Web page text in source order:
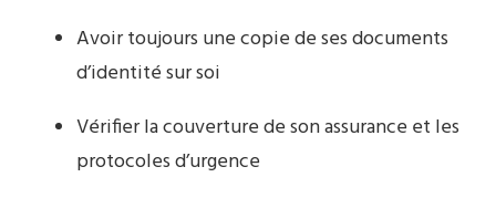
Avoir toujours une copie de ses documents
d’identité sur soi
Vérifier la couverture de son assurance et les
protocoles d’urgence